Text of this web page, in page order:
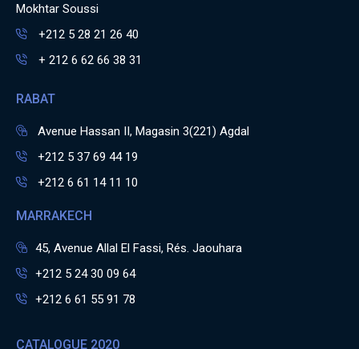
Mokhtar Soussi
+212 5 28 21 26 40
+ 212 6 62 66 38 31
RABAT
Avenue Hassan II, Magasin 3(221) Agdal
+212 5 37 69 44 19
+212 6 61 14 11 10
MARRAKECH
45, Avenue Allal El Fassi, Rés. Jaouhara
+212 5 24 30 09 64
+212 6 61 55 91 78
CATALOGUE 2020